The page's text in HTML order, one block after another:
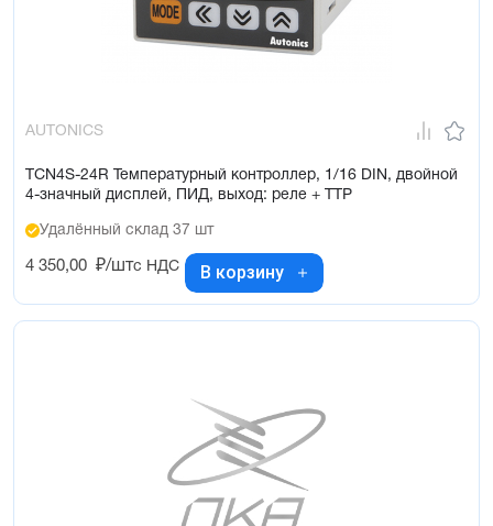
AUTONICS
TCN4S-24R Температурный контроллер, 1/16 DIN, двойной
4-значный дисплей, ПИД, выход: реле + ТТР
Удалённый склад 37 шт
4 350,00 ₽/штс НДС В корзину